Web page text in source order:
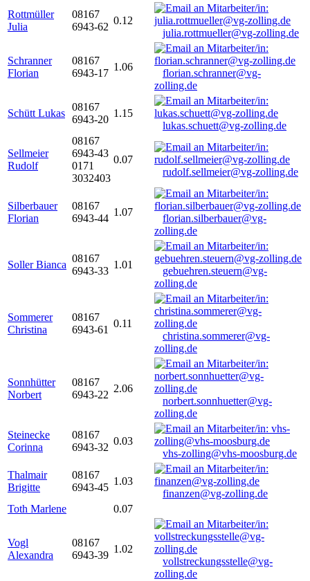
Rottmüller
Julia
08167
6943-62
0.12
julia.rottmueller@vg-zolling.de
Schranner
Florian
08167
6943-17
1.06
florian.schranner@vg-
zolling.de
Schütt Lukas
08167
6943-20
1.15
lukas.schuett@vg-zolling.de
Sellmeier
Rudolf
08167
6943-43
0171
3032403
0.07
rudolf.sellmeier@vg-zolling.de
Silberbauer
Florian
08167
6943-44
1.07
florian.silberbauer@vg-
zolling.de
Soller Bianca
08167
6943-33
1.01
gebuehren.steuern@vg-
zolling.de
Sommerer
Christina
08167
6943-61
0.11
christina.sommerer@vg-
zolling.de
Sonnhütter
Norbert
08167
6943-22
2.06
norbert.sonnhuetter@vg-
zolling.de
Steinecke
Corinna
08167
6943-32
0.03
vhs-zolling@vhs-moosburg.de
Thalmair
Brigitte
08167
6943-45
1.03
finanzen@vg-zolling.de
Toth Marlene
0.07
Vogl
Alexandra
08167
6943-39
1.02
vollstreckungsstelle@vg-
zolling.de